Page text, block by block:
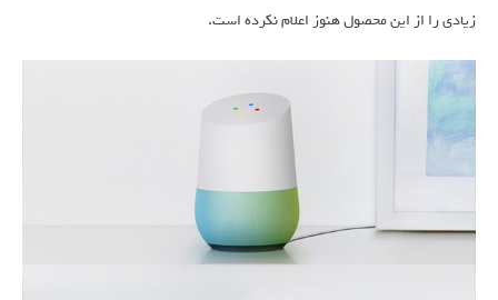
زیادی را از این محصول هنوز اعلام نکرده است.